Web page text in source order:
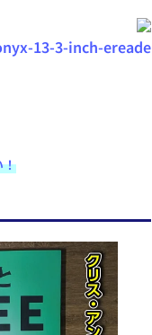
13-3-inch-ereade
！